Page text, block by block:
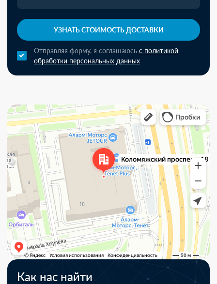
УЗНАТЬ СТОИМОСТЬ ДОСТАВКИ
Отправляя форму, я соглашаюсь с политикой
обработки персональных данных
Как нас найти